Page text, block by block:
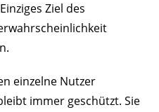
Ziel des
einzelne Nutzer
immer geschützt. Sie